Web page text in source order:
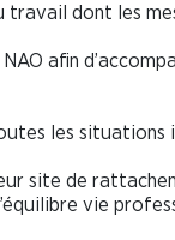
dont les
afin
les situations
site de
vie